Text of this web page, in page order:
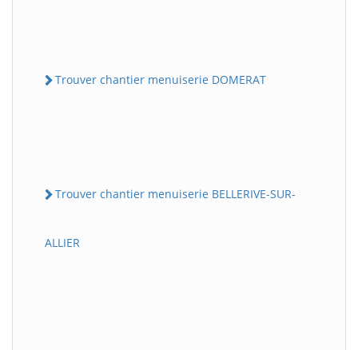
Trouver chantier menuiserie DOMERAT
Trouver chantier menuiserie BELLERIVE-SUR-
ALLIER